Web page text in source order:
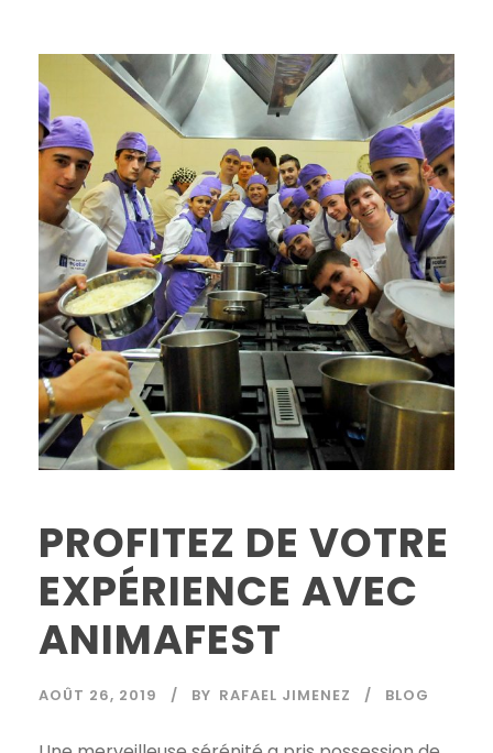
PROFITEZ DE VOTRE
EXPÉRIENCE AVEC
ANIMAFEST
AOÛT 26, 2019 BY RAFAEL JIMENEZ BLOG